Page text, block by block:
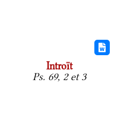
Introït
Ps. 69, 2 et 3